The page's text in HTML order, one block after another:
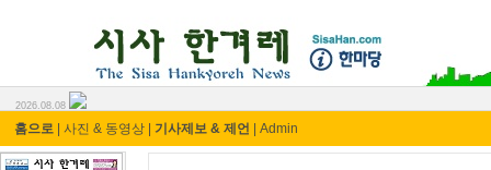
2026.08.08
홈으로 사진 & 동영상 기사제보 & 제언 Admin